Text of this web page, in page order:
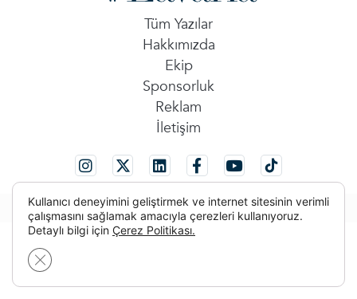
Tüm Yazılar
Hakkımızda
Ekip
Sponsorluk
Reklam
İletişim
© 2026 Tüm Hakları Saklıdır.
Kullanıcı deneyimini geliştirmek ve internet sitesinin verimli
çalışmasını sağlamak amacıyla çerezleri kullanıyoruz.
Detaylı bilgi için Çerez Politikası.
GDPR çerez şeridini kapat